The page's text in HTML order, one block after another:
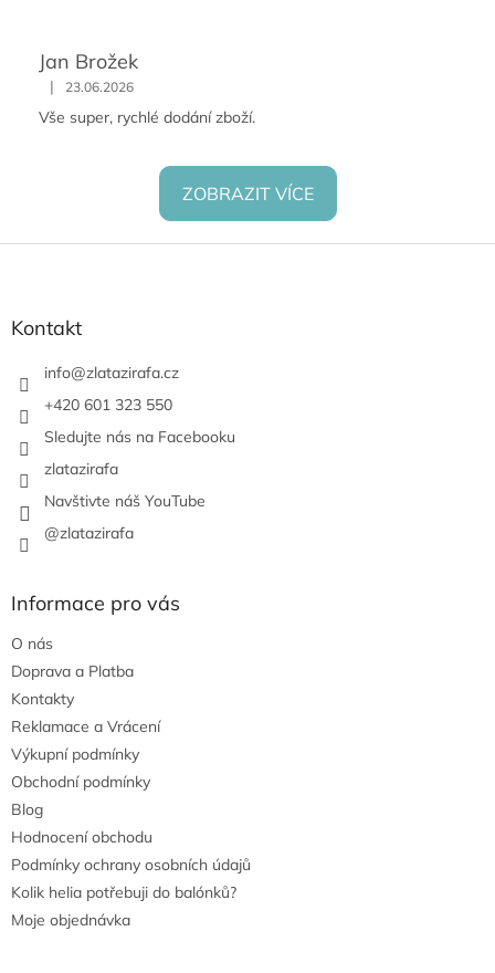
Jan Brožek
| 23.06.2026
Vše super, rychlé dodání zboží.
ZOBRAZIT VÍCE
Z
Kontakt
info@zlatazirafa.cz
+420 601 323 550
Sledujte nás na Facebooku
zlatazirafa
Navštivte náš YouTube
@zlatazirafa
Informace pro vás
O nás
Doprava a Platba
Kontakty
Reklamace a Vrácení
Výkupní podmínky
Obchodní podmínky
Blog
Hodnocení obchodu
Podmínky ochrany osobních údajů
Kolik helia potřebuji do balónků?
Moje objednávka